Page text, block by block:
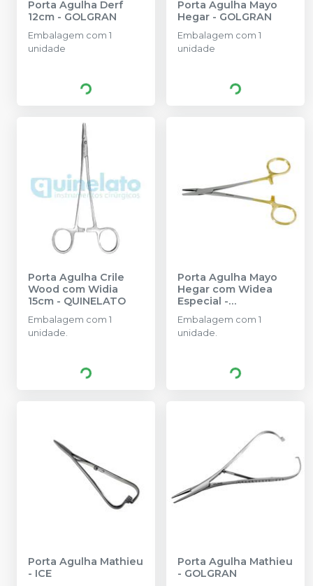
Porta Agulha Derf
12cm - GOLGRAN
Embalagem com 1
unidade
Porta Agulha Mayo
Hegar - GOLGRAN
Embalagem com 1
unidade
Porta Agulha Crile
Wood com Widia
15cm - QUINELATO
Embalagem com 1
unidade.
Porta Agulha Mayo
Hegar com Widea
Especial -
MILLENNIUM -
GOLGRAN
Embalagem com 1
unidade.
Porta Agulha Mathieu
- ICE
Porta Agulha Mathieu
- GOLGRAN